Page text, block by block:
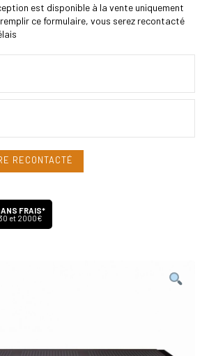
est disponible à la vente uniquement
ce formulaire, vous serez recontacté
FRAIS*
et 2000€